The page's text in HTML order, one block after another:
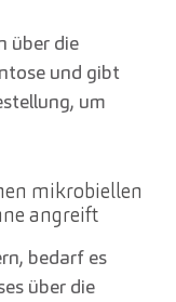
über die
und gibt
um
mikrobiellen
angreift
bedarf es
über die